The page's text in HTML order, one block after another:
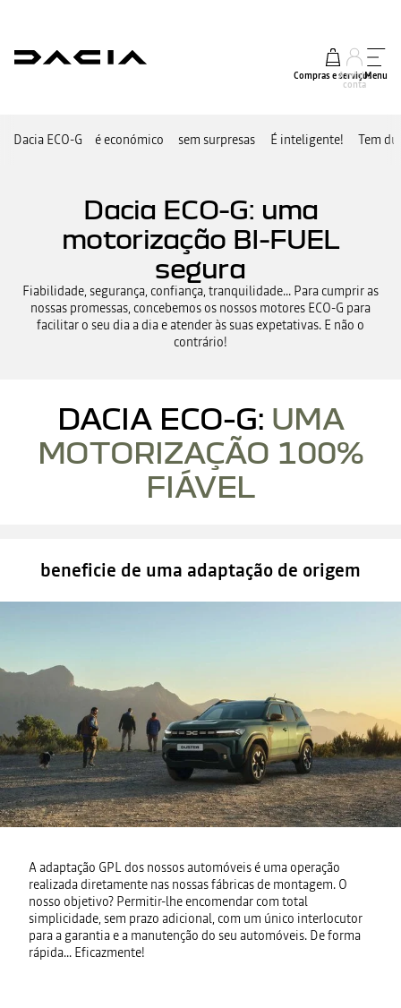
Compras e serviços
A minha
conta
Menu
Dacia ECO-G é económico sem surpresas É inteligente! Tem
Dacia ECO-G: uma
motorização BI-FUEL
segura
Fiabilidade, segurança, confiança, tranquilidade... Para cumprir as
nossas promessas, concebemos os nossos motores ECO-G para
facilitar o seu dia a dia e atender às suas expetativas. E não o
contrário!
DACIA ECO-G: UMA
MOTORIZAÇÃO 100%
FIÁVEL
beneficie de uma adaptação de origem
A adaptação GPL dos nossos automóveis é uma operação
realizada diretamente nas nossas fábricas de montagem. O
nosso objetivo? Permitir-lhe encomendar com total
simplicidade, sem prazo adicional, com um único interlocutor
para a garantia e a manutenção do seu automóveis. De forma
rápida... Eficazmente!